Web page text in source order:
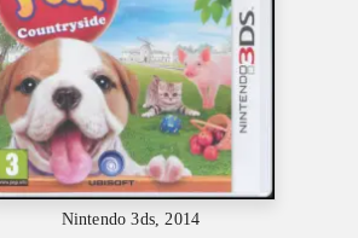
Nintendo 3ds, 2014